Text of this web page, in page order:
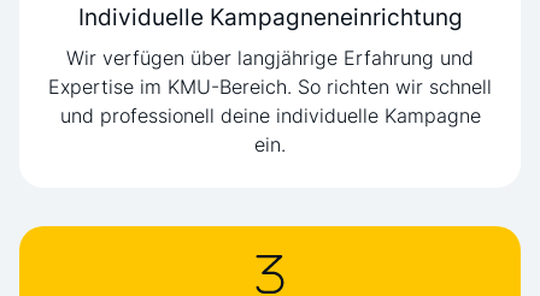
Individuelle Kampagneneinrichtung
Wir verfügen über langjährige Erfahrung und
Expertise im KMU-Bereich. So richten wir schnell
und professionell deine individuelle Kampagne
ein.